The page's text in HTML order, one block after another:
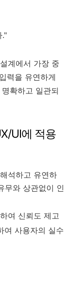
."
계에서 가장 중
력을 유연하게
확하고 일관되
UI에 적용
석하고 유연하
무와 상관없이 인
여 신뢰도 제고
여 사용자의 실수